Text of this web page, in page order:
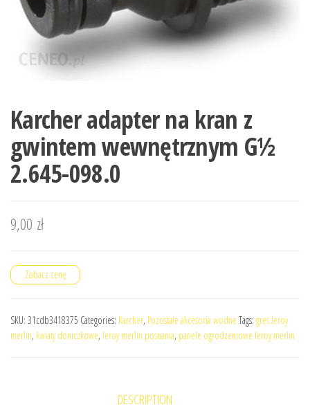
Karcher adapter na kran z
gwintem wewnętrznym G½
2.645-098.0
9,00 zł
Zobacz cenę
SKU: 31cdb3418375 Categories: Karcher, Pozostałe akcesoria wodne Tags: gres leroy
merlin, kwiaty doniczkowe, leroy merlin posnania, panele ogrodzeniowe leroy merlin
DESCRIPTION